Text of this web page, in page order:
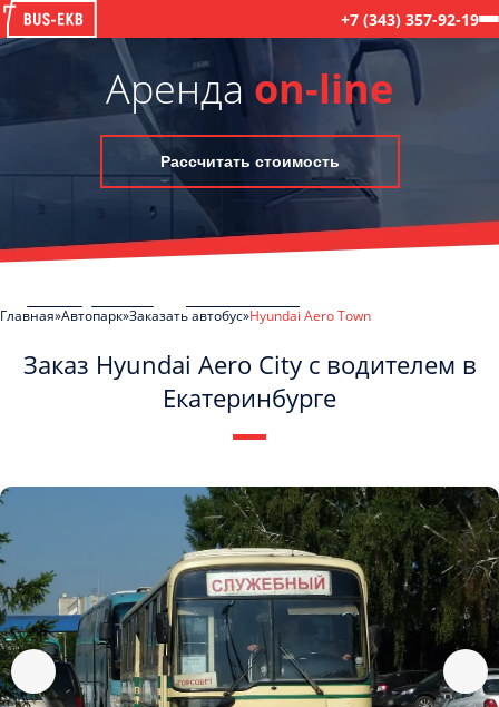
+7 (343) 357-92-19
Аренда on-line
Рассчитать стоимость
Главная Автопарк Заказать автобус Hyundai Aero Town
Заказ Hyundai Aero City с водителем в
Екатеринбурге
Политикой конфиденциальности
ознакомлен(а), даю согласие на